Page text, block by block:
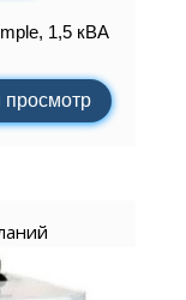
1,5 кВА